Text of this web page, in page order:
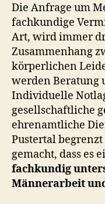
Die Anfrage um
fachkundige
Art, wird immer
Zusammenhang
körperlichen
werden Beratung
Individuelle
gesellschaftliche
ehrenamtliche
Pustertal
gemacht, dass es
fachkundig
Männerarbeit